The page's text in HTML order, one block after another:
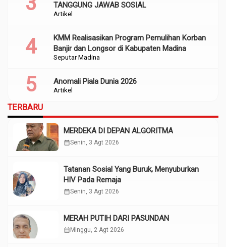
Artikel
TANGGUNG JAWAB SOSIAL
Seputar Madina
KMM Realisasikan Program Pemulihan Korban
Banjir dan Longsor di Kabupaten Madina
Artikel
Anomali Piala Dunia 2026
TERBARU
MERDEKA DI DEPAN ALGORITMA
calendar_monthSenin, 3 Agt 2026
Tatanan Sosial Yang Buruk, Menyuburkan
HIV Pada Remaja
calendar_monthSenin, 3 Agt 2026
MERAH PUTIH DARI PASUNDAN
calendar_month Minggu, 2 Agt 2026